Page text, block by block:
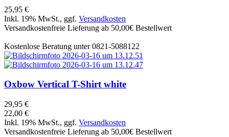
25,95 €
Inkl. 19% MwSt., ggf. Versandkosten
Versandkostenfreie Lieferung ab 50,00€ Bestellwert
Kostenlose Beratung unter 0821-5088122
Oxbow Vertical T-Shirt white
29,95 €
22,00 €
Inkl. 19% MwSt., ggf. Versandkosten
Versandkostenfreie Lieferung ab 50,00€ Bestellwert